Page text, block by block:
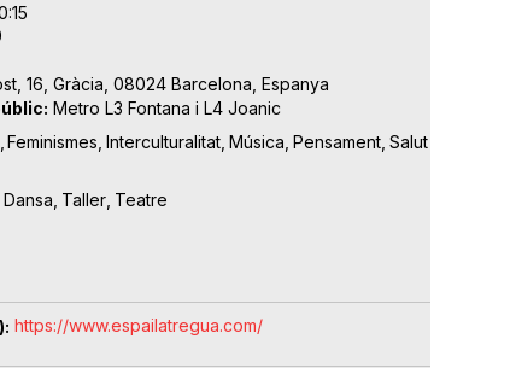
16, Gràcia, 08024 Barcelona, Espanya
Metro L3 Fontana i L4 Joanic
Feminismes Interculturalitat Música Pensament Salut
Dansa Taller Teatre
https://www.espailatregua.com/